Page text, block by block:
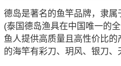
德岛是著名的鱼竿品牌，隶属
(泰国德岛渔具在中国唯一的
鱼人提供高质量且高性价比
的海竿有彩刀、玥风、银刀、